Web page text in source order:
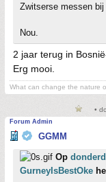
Zwitserse messen bij
Nou.
2 jaar terug in
Erg mooi.
What can change the nature
•
Forum Admin
GGMM
Op
GurneyIsBestOke